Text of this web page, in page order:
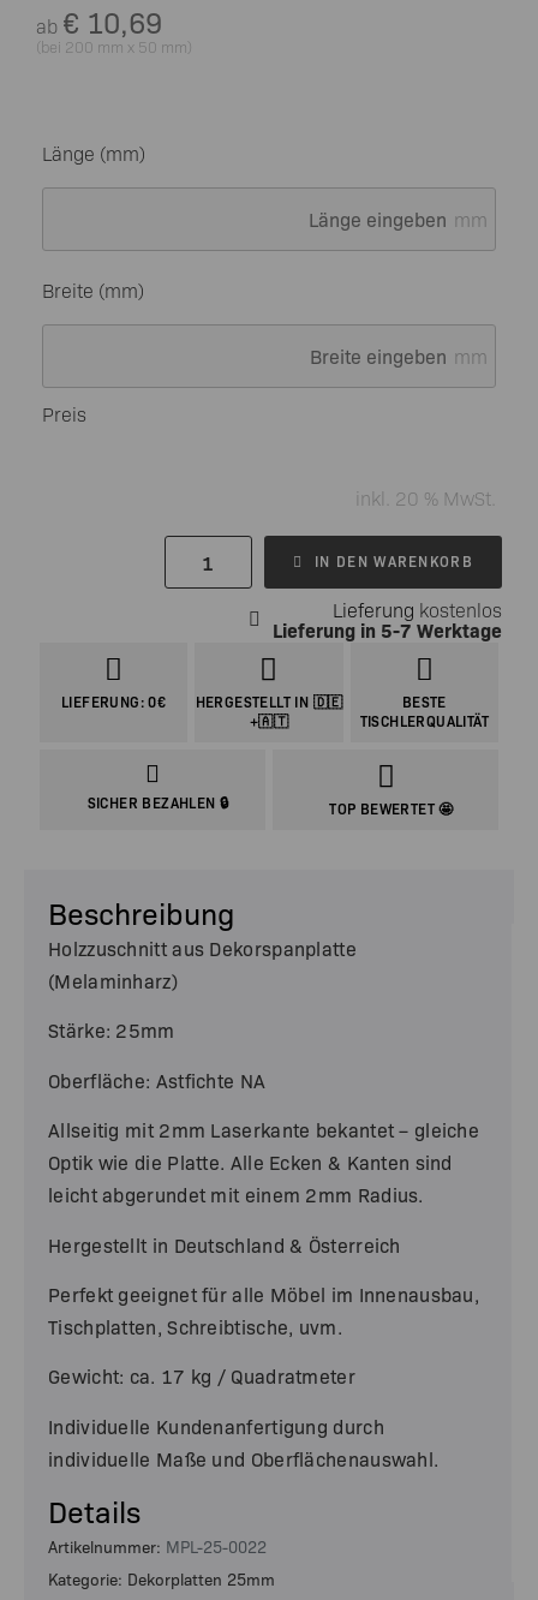
ab € 10,69
(bei 200 mm x 50 mm)
Länge (mm)
mm
Breite (mm)
mm
Preis
inkl. 20 % MwSt.
IN DEN WARENKORB
Lieferung kostenlos
Lieferung in 5-7 Werktage
LIEFERUNG: 0€
HERGESTELLT IN 🇩🇪
+🇦🇹
BESTE
TISCHLERQUALITÄT
SICHER BEZAHLEN 🔒 TOP BEWERTET 🤩
Beschreibung
Holzzuschnitt aus Dekorspanplatte
(Melaminharz)
Stärke: 25mm
Oberfläche: Astfichte NA
Allseitig mit 2mm Laserkante bekantet – gleiche
Optik wie die Platte. Alle Ecken & Kanten sind
leicht abgerundet mit einem 2mm Radius.
Hergestellt in Deutschland & Österreich
Perfekt geeignet für alle Möbel im Innenausbau,
Tischplatten, Schreibtische, uvm.
Gewicht: ca. 17 kg / Quadratmeter
Individuelle Kundenanfertigung durch
individuelle Maße und Oberflächenauswahl.
Details
Artikelnummer: MPL-25-0022
Kategorie: Dekorplatten 25mm